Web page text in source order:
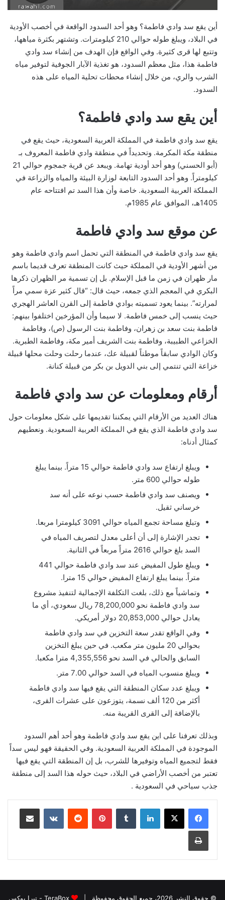
أين يقع سد وادي فاطمة؟ وهو أحد السدود الواقعة في أخصب الأودية
في البلاد، ويبلغ طوله حوالي 210 كيلومترات. وتشتهر بكثرة مياهها،
وتتبع لها قرى كثيرة. وفي الواقع فإن الهدف من إنشاء سد وادي
فاطمة هذا، مثل معظم السدود، هو تغذية الآبار الجوفية لتوفير مياه
الشرب والري، من خلال إنشاء محطات تحلية المياه على هذه
السدود.
أين يقع سد وادي فاطمة؟
يقع سد وادي فاطمة في المملكة العربية السعودية، حيث يقع في
منطقة مكة المكرمة. وتحديداً في منطقة وادي فاطمة المعروف بـ
(أبو الحسني) وهو أحد أودية تهامة. ويبعد عن قرية جمجوم حوالي 21
كيلومتراً. وهو أحد السدود التابعة لوزارة البيئة والمياه والزراعة في
المملكة العربية السعودية. خاصة وأن هذا السد تم افتتاحه عام
1405هـ، الموافق عام 1985م.
عن موقع سد وادي فاطمة
يقع سد وادي فاطمة في المنطقة التي تحمل اسم وادي فاطمة وهو
من أشهر الأودية في المملكة حيث كانت المنطقة تعرف قديما باسم
مار ظهران في زمن ما قبل الإسلام. بل إن تسمية مر الظهران ذكرها
البكري في المعجم الذي جمعه، حيث قال: “قال كثير عزة سمي مراً
لمرارته”. بينما يعود تسميته بوادي فاطمة إلى القرن العاشر الهجري
حيث ينسب إلى خمس فاطمة. لا سيما وأن المؤرخين اختلفوا بينهم:
فاطمة بنت سعد بن زهران، وفاطمة بنت الرسول (ص)، وفاطمة
الخزاعي الطبيبة، وفاطمة بنت الشريف أمير مكة، وفاطمة الطبرية.
وكان الوادي سابقاً موطناً لقبيلة عك، عندما رحلت وحلت محلها قبيلة
خزاعة التي تنتمي إلى بني الدويل بن بكر من قبيلة كنانة.
أرقام ومعلومات عن سد وادي فاطمة
هناك العديد من الأرقام التي يمكننا تقديمها على شكل معلومات حول
سد وادي فاطمة الذي يقع في المملكة العربية السعودية. ونعطيهم
كمثال أدناه:
ويبلغ ارتفاع سد وادي فاطمة حوالي 15 متراً. بينما يبلغ
طوله حوالي 600 متر.
ويصنف سد وادي فاطمة حسب نوعه على أنه سد
خرساني ثقيل.
وتبلغ مساحة تجمع المياه حوالي 3091 كيلومترا مربعا.
تجدر الإشارة إلى أن أعلى معدل لتصريف المياه في
السد بلغ حوالي 2616 متراً مربعاً في الثانية.
ويبلغ طول المفيض عند سد وادي فاطمة حوالي 441
متراً. بينما يبلغ ارتفاع المفيض حوالي 15 مترا.
وتماشياً مع ذلك، بلغت التكلفة الإجمالية لتنفيذ مشروع
سد وادي فاطمة نحو 78,200,000 ريال سعودي، أي ما
يعادل حوالي 20,853,000 دولار أمريكي.
وفي الواقع تقدر سعة التخزين في سد وادي فاطمة
بحوالي 20 مليون متر مكعب. في حين يبلغ التخزين
السابق والحالي في السد نحو 4,355,556 مترا مكعبا.
ويبلغ منسوب المياه في السد حوالي 7.00 متر.
ويبلغ عدد سكان المنطقة التي يقع فيها سد وادي فاطمة
أكثر من 120 ألف نسمة، يتوزعون على عشرات القرى،
بالإضافة إلى القرى القريبة منه.
وبذلك تعرفنا على اين يقع سد وادي فاطمة وهو أحد أهم السدود
الموجودة في المملكة العربية السعودية. وفي الحقيقة فهو ليس سداً
فقط لتجميع المياه وتوفيرها للشرب، بل إن المنطقة التي يقع فيها
تعتبر من أخصب الأراضي في البلاد، حيث حوله هذا السد إلى منطقة
جذب سياحي في السعودية .
لينكدإن بينتيريست مشاركة عبر البريد
طباعة
© حقوق النشر 2026، جميع الحقوق محفوظة | TeraBox - تيرا بوكس